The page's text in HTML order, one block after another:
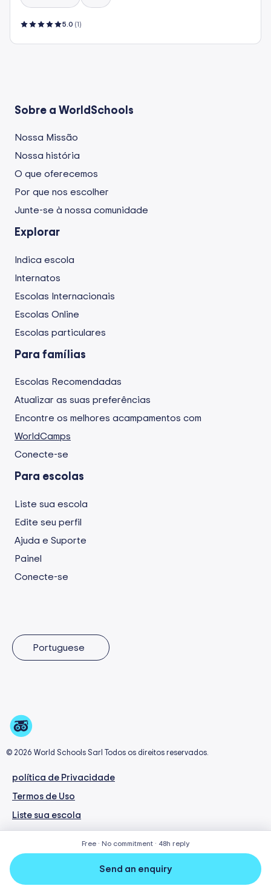
5.0 (1)
Free · No commitment · 48h reply
Send an enquiry
Sobre a WorldSchools
Nossa Missão
Nossa história
O que oferecemos
Por que nos escolher
Junte-se à nossa comunidade
Explorar
Indica escola
Internatos
Escolas Internacionais
Escolas Online
Escolas particulares
Para famílias
Escolas Recomendadas
Atualizar as suas preferências
Encontre os melhores acampamentos com
WorldCamps
Conecte-se
Para escolas
Liste sua escola
Edite seu perfil
Ajuda e Suporte
Painel
Conecte-se
© 2026 World Schools Sarl Todos os direitos reservados.
política de Privacidade
Termos de Uso
Liste sua escola
Portuguese